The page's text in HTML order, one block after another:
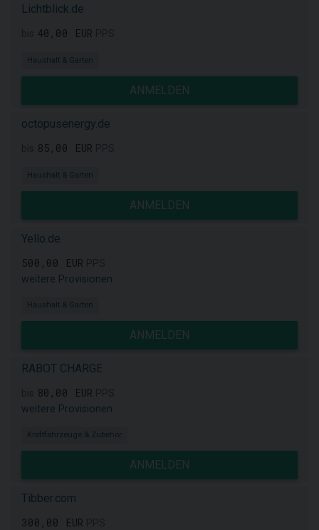
Lichtblick.de
40,00 EUR
Haushalt & Garten
ANMELDEN
octopusenergy.de
85,00 EUR
Haushalt & Garten
ANMELDEN
Yello.de
500,00 EUR
weitere Provisionen
Haushalt & Garten
ANMELDEN
RABOT CHARGE
80,00 EUR
weitere Provisionen
Kraftfahrzeuge & Zubehör
ANMELDEN
Tibber.com
300,00 EUR